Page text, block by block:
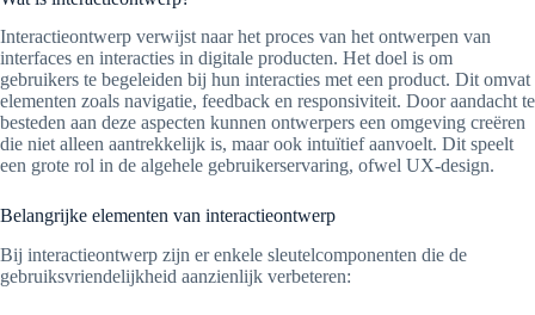
Interactieontwerp verwijst naar het proces van het ontwerpen van
interfaces en interacties in digitale producten. Het doel is om
gebruikers te begeleiden bij hun interacties met een product. Dit omvat
elementen zoals navigatie, feedback en responsiviteit. Door aandacht te
besteden aan deze aspecten kunnen ontwerpers een omgeving creëren
die niet alleen aantrekkelijk is, maar ook intuïtief aanvoelt. Dit speelt
een grote rol in de algehele gebruikerservaring, ofwel UX-design.
Belangrijke elementen van interactieontwerp
Bij interactieontwerp zijn er enkele sleutelcomponenten die de
gebruiksvriendelijkheid aanzienlijk verbeteren: